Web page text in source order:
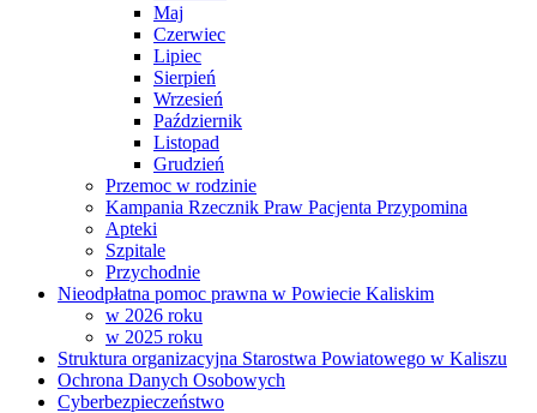
Maj
Czerwiec
Lipiec
Sierpień
Wrzesień
Październik
Listopad
Grudzień
Przemoc w rodzinie
Kampania Rzecznik Praw Pacjenta Przypomina
Apteki
Szpitale
Przychodnie
Nieodpłatna pomoc prawna w Powiecie Kaliskim
w 2026 roku
w 2025 roku
Struktura organizacyjna Starostwa Powiatowego w Kaliszu
Ochrona Danych Osobowych
Cyberbezpieczeństwo